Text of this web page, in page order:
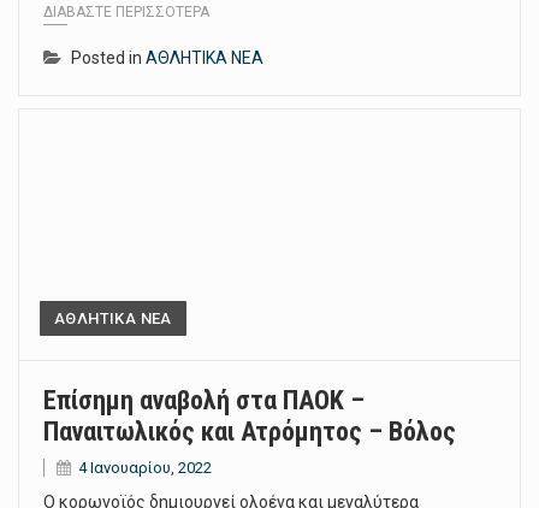
ΔΙΑΒΆΣΤΕ ΠΕΡΙΣΣΌΤΕΡΑ
Posted in ΑΘΛΗΤΙΚΑ ΝΕΑ
ΑΘΛΗΤΙΚΑ ΝΕΑ
Επίσημη αναβολή στα ΠΑΟΚ –
Παναιτωλικός και Ατρόμητος – Βόλος
4 Ιανουαρίου, 2022
Ο κορωνοϊός δημιουργεί ολοένα και μεγαλύτερα